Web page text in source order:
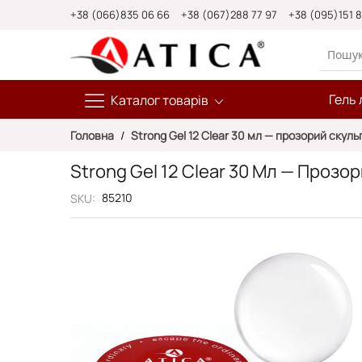
+38 (066)835 06 66 +38 (067)288 77 97 +38 (095)151
Каталог товарів Гель
Головна Strong Gel 12 Clear 30 мл — прозорий
Strong Gel 12 Clear 30 Мл —
SKU 85210